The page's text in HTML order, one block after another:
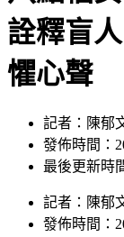
八點檔
詮釋盲
懼心聲
記者：陳郁
發佈時間：
記者：陳郁